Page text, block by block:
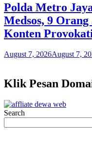
Polda Metro
Medsos, 9
Konten
August 7, 2026August 7,
Klik Pesan
Search